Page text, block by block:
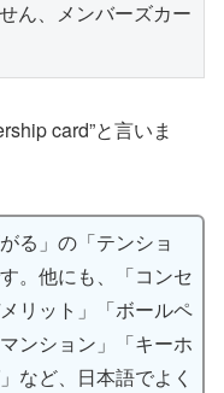
ん、メンバーズカー
card”と言いま
る」の「テンショ
。他にも、「コンセ
リット」「ボールペ
ンション」「キーホ
など、日本語でよく